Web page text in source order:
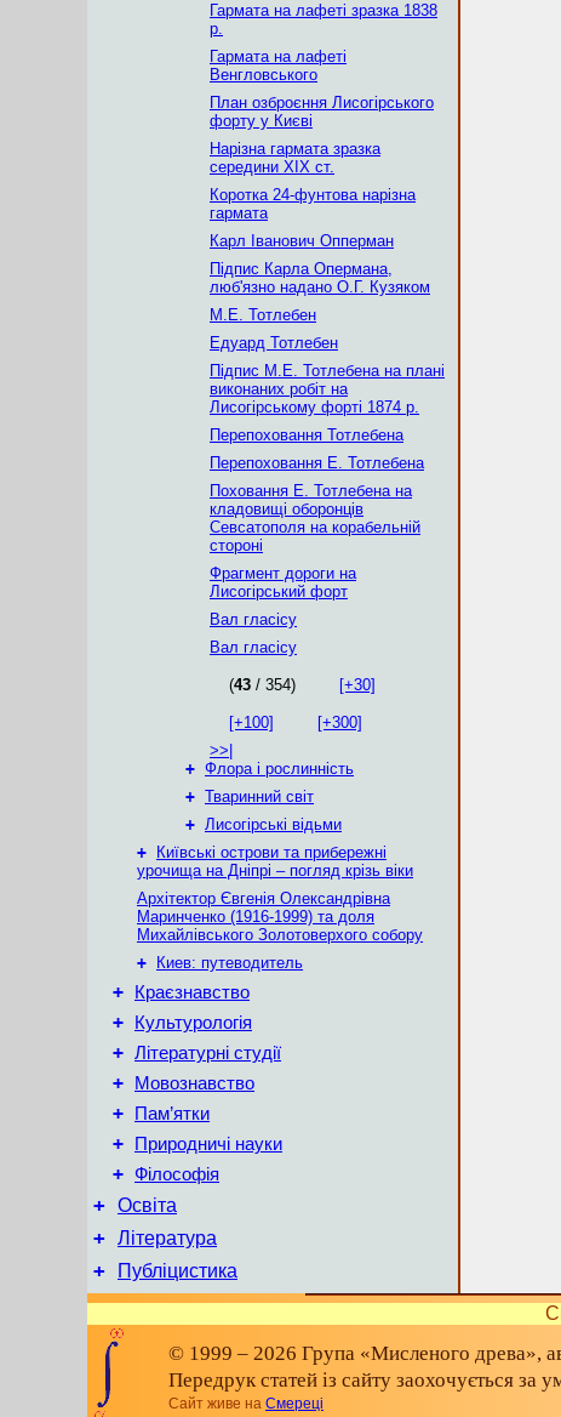
Гармата на лафеті зразка 1838
р.
Гармата на лафеті
Венгловського
План озброєння Лисогірського
форту у Києві
Нарізна гармата зразка
середини ХІХ ст.
Коротка 24-фунтова нарізна
гармата
Карл Іванович Опперман
Підпис Карла Опермана,
люб'язно надано О.Г. Кузяком
М.Е. Тотлебен
Едуард Тотлебен
Підпис М.Е. Тотлебена на плані
виконаних робіт на
Лисогірському форті 1874 р.
Перепоховання Тотлебена
Перепоховання Е. Тотлебена
Поховання Е. Тотлебена на
кладовищі оборонців
Севсатополя на корабельній
стороні
Фрагмент дороги на
Лисогірський форт
Вал гласісу
Вал гласісу
(43 / 354) [+30]
[+100]
[+300]
>>|
+ Флора і рослинність
+ Тваринний світ
+ Лисогірські відьми
+
Київські острови та прибережні
урочища на Дніпрі – погляд крізь віки
Архітектор Євгенія Олександрівна
Маринченко (1916-1999) та доля
Михайлівського Золотоверхого собору
+
Киев: путеводитель
+ Краєзнавство
+ Культурологія
+ Літературні студії
+ Мовознавство
+ Пам’ятки
+ Природничі науки
+ Філософія
+ Освіта
+ Література
+ Публіцистика
© 1999 – 2026 Група «Мисленого древа»,
Передрук статей із сайту заохочується за
Сайт живе на Смереці